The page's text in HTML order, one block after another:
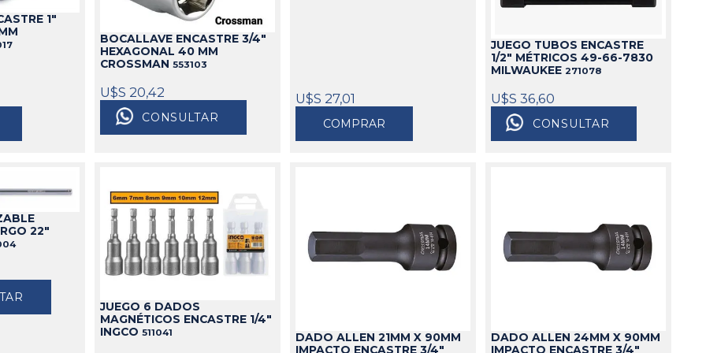
Cajas
Bolsos
Cinturones
Aceite
Candados
Aparejos
Arenadoras
1"
BOCALLAVE ENCASTRE 3/4"
HEXAGONAL 40 MM
CROSSMAN553103
U$S 20,42
CONSULTAR
U$S 27,01
COMPRAR
JUEGO TUBOS ENCASTRE
1/2" MÉTRICOS 49-66-7830
MILWAUKEE271078
U$S 36,60
CONSULTAR
22"
JUEGO 6 DADOS
MAGNÉTICOS ENCASTRE 1/4"
INGCO511041
DADO ALLEN 21MM X 90MM
IMPACTO ENCASTRE 3/4"
DADO ALLEN 24MM X 90MM
IMPACTO ENCASTRE 3/4"